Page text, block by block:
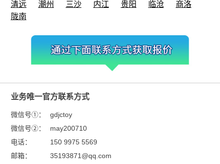
清远
潮州 三沙 内江 贵阳 临沧
商洛
陇南
业务唯一官方联系方式
微信号①：
gdjctoy
微信号②：
may200710
电话：
150 9975 5569
邮箱：
35193871@qq.com